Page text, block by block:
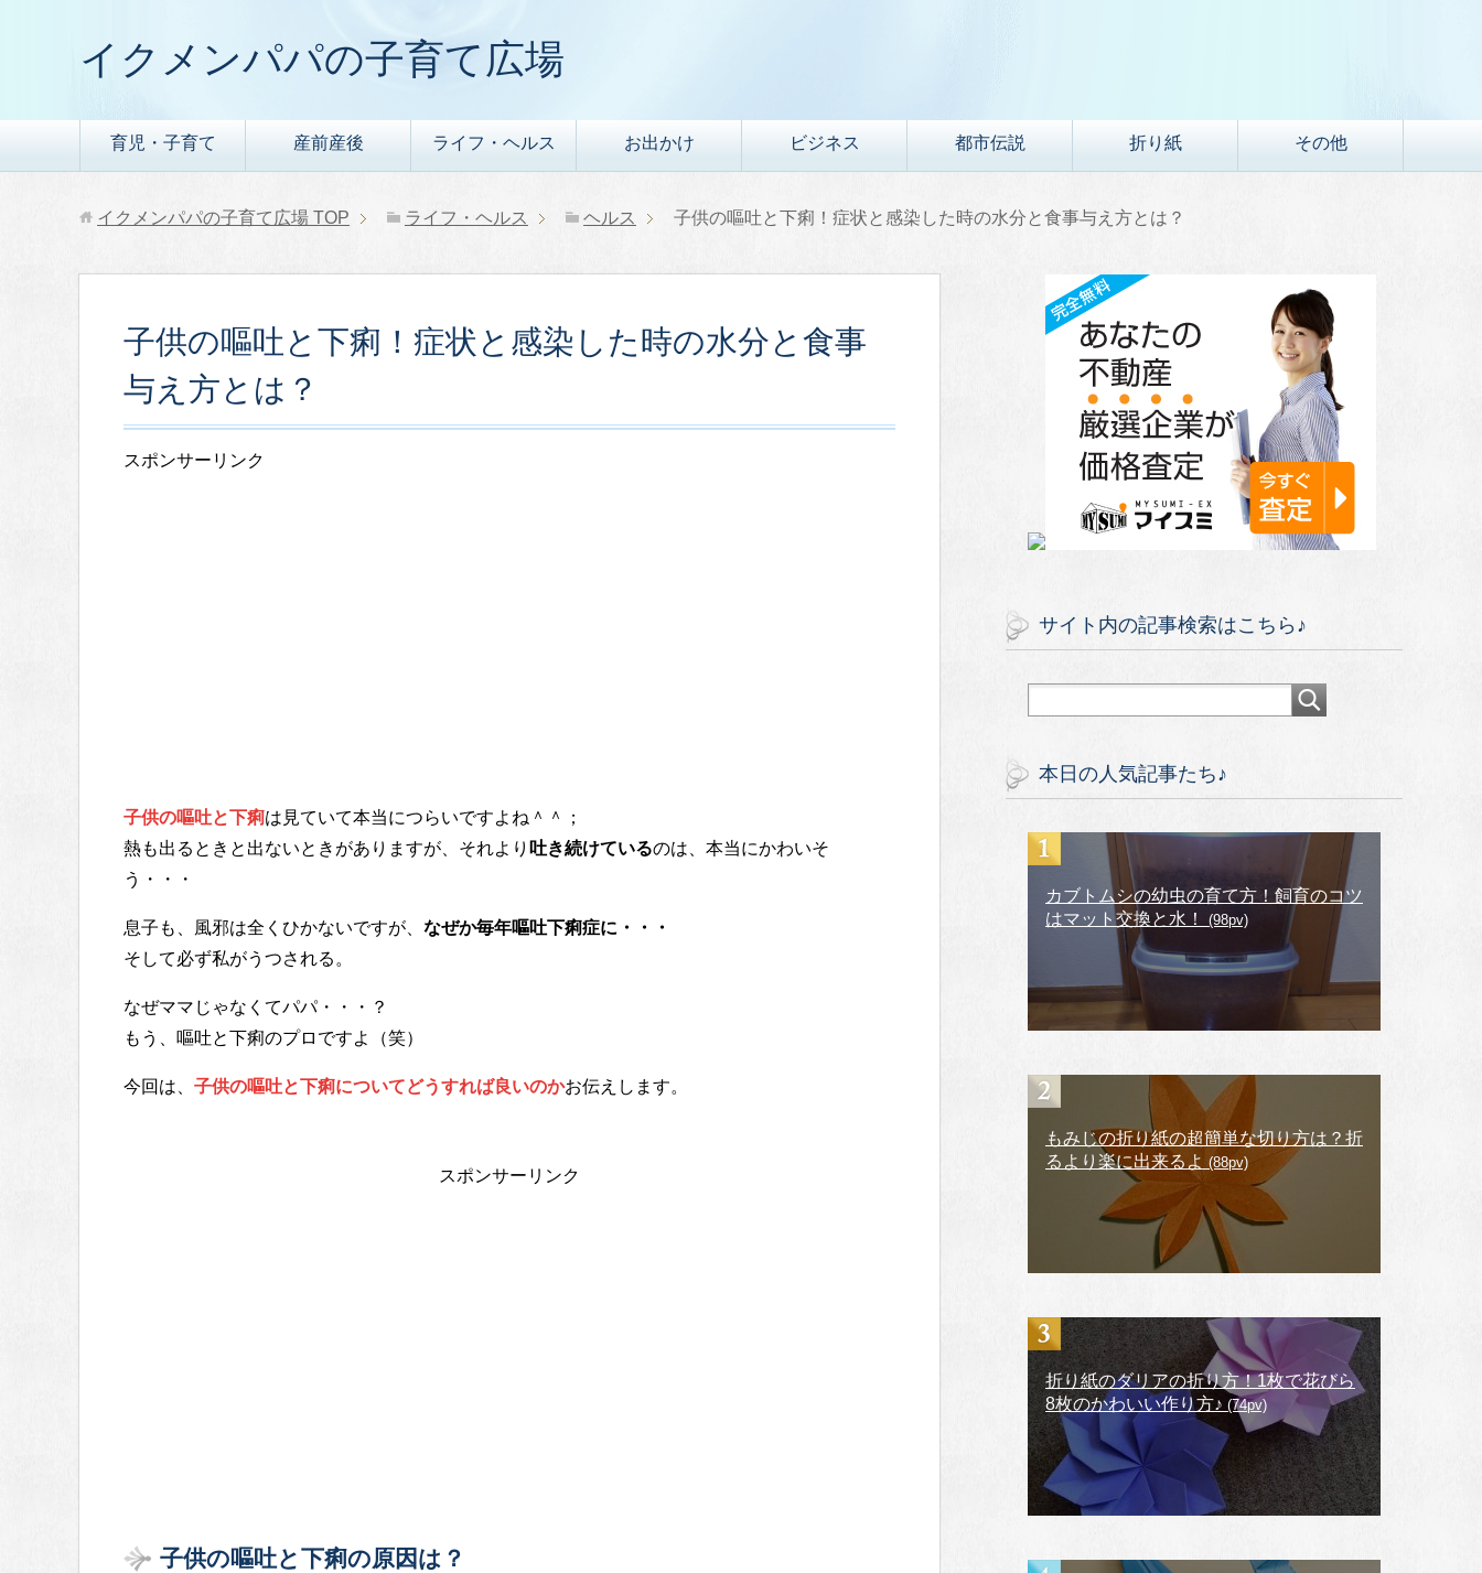
イクメンパパの子育て広場
育児・子育て 産前産後 ライフ・ヘルス お出かけ ビジネス 都市伝説 折り紙 その他
イクメンパパの子育て広場 TOP ライフ・ヘルス ヘルス 子供の嘔吐と下痢！症状と感染した時の水分と食事与え方とは？
子供の嘔吐と下痢！症状と感染した時の水分と食事
与え方とは？
スポンサーリンク
子供の嘔吐と下痢は見ていて本当につらいですよね＾＾；
熱も出るときと出ないときがありますが、それより 吐き続けているのは、本当にかわいそ
う・・・
息子も、風邪は全くひかないですが、 なぜか毎年嘔吐下痢症に・・・
そして必ず私がうつされる。
なぜママじゃなくてパパ・・・？
もう、嘔吐と下痢のプロですよ（笑）
今回は、 子供の嘔吐と下痢についてどうすれば良いのかお伝えします。
スポンサーリンク
子供の嘔吐と下痢の原因は？
サイト内の記事検索はこちら♪
本日の人気記事たち♪
カブトムシの幼虫の育て方！飼育のコツ
はマット交換と水！
(98pv)
もみじの折り紙の超簡単な切り方は？折
るより楽に出来るよ (88pv)
折り紙のダリアの折り方！1枚で花びら
8枚のかわいい作り方♪ (74pv)